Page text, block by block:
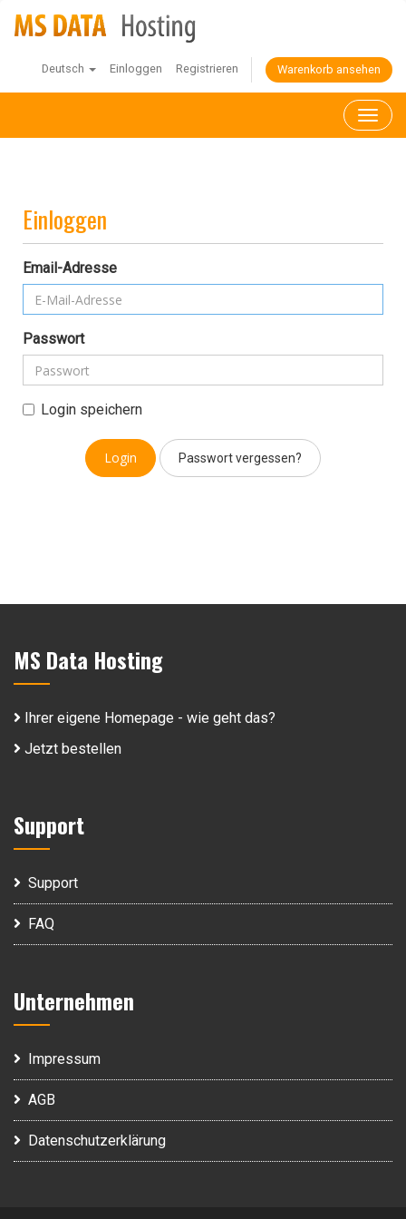
Deutsch Einloggen Registrieren Warenkorb ansehen
Einloggen
Email-Adresse
Passwort
Login speichern
Passwort vergessen?
MS Data Hosting
Ihrer eigene Homepage - wie geht das?
Jetzt bestellen
Support
Support
FAQ
Unternehmen
Impressum
AGB
Datenschutzerklärung